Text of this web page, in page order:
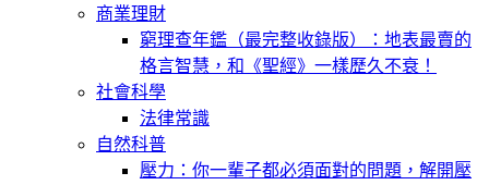
商業理財
窮理查年鑑（最完整收錄版）：地表最賣的
格言智慧，和《聖經》一樣歷久不衰！
社會科學
法律常識
自然科普
壓力：你一輩子都必須面對的問題，解開壓